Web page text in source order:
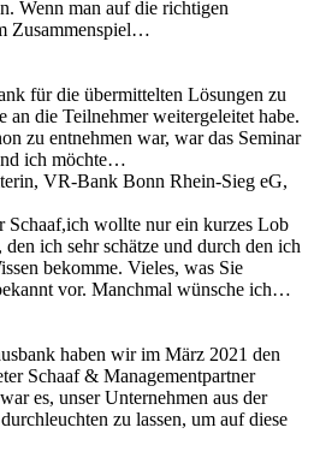
Wenn man auf die richtigen
Zusammenspiel…
für die übermittelten Lösungen zu
an die Teilnehmer weitergeleitet habe.
zu entnehmen war, war das Seminar
ich möchte…
VR-Bank Bonn Rhein-Sieg eG,
Schaaf,ich wollte nur ein kurzes Lob
ich sehr schätze und durch den ich
bekomme. Vieles, was Sie
vor. Manchmal wünsche ich…
haben wir im März 2021 den
Schaaf & Managementpartner
es, unser Unternehmen aus der
zu lassen, um auf diese